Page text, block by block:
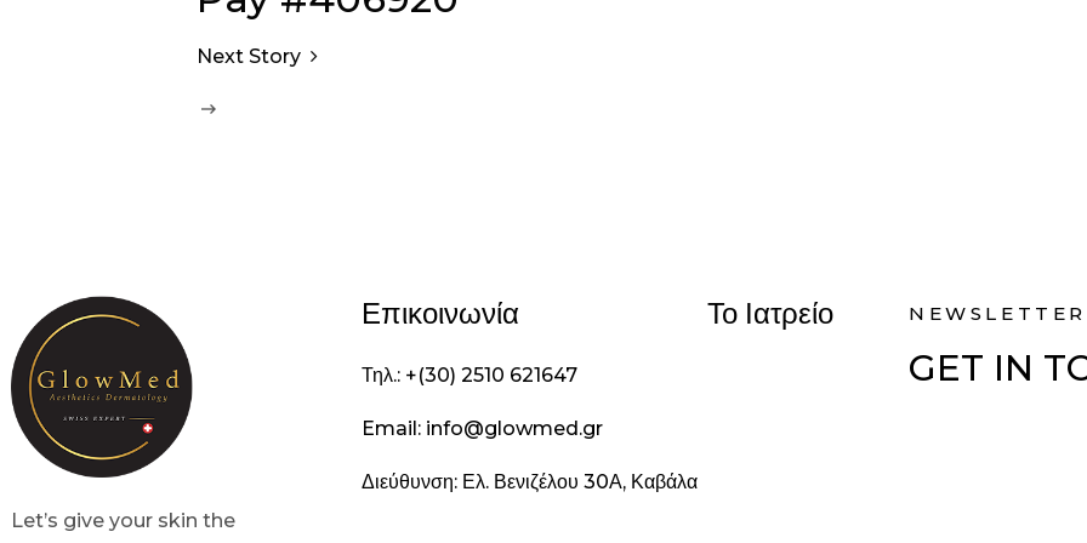
Next Story
Let’s give your skin the
Επικοινωνία
Τηλ.: +(30) 2510 621647
Email: info@glowmed.gr
Διεύθυνση: Ελ. Βενιζέλου 30Α, Καβάλα
Το Ιατρείο NEWSLETTER
GET IN